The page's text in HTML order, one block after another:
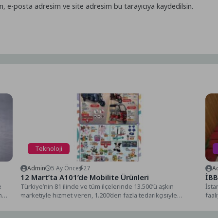
e-posta adresim ve site adresim bu tarayıcıya kaydedilsin.
Teknoloji
Admin 5 Ay Önce 27
12 Mart’ta A101’de Mobilite Ürünleri
Türkiye’nin 81 ilinde ve tüm ilçelerinde 13.500’ü aşkın
marketiyle hizmet veren, 1.200’den fazla tedarikçisiyle